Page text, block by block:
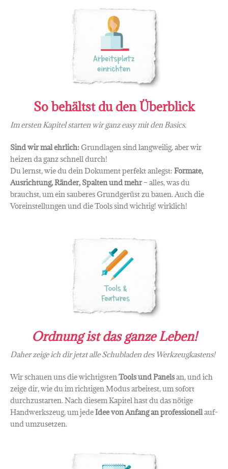
So behältst du den Überblick
Im ersten Kapitel starten wir ganz easy mit den Basics.
Sind wir mal ehrlich: Grundlagen sind langweilig, aber wir
heizen da ganz schnell durch!
Du lernst, wie du dein Dokument perfekt anlegst: Formate,
Ausrichtung, Ränder, Spalten und mehr– alles, was du
brauchst, um ein sauberes Grundgerüst zu bauen. Auch die
Voreinstellungen und die Tools sind wichtig! wirklich!
Ordnung ist das ganze Leben!
Daher zeige ich dir jetzt alle Schubladen des Werkzeugkastens!
Wir schauen uns die wichtigstenTools und Panelsan, und ich
zeige dir, wie du im richtigen Modus arbeitest, um sofort
durchzustarten. Nach diesem Kapitel hast du das nötige
Handwerkszeug, um jedeIdee von Anfang an professionellauf-
und umzusetzen.